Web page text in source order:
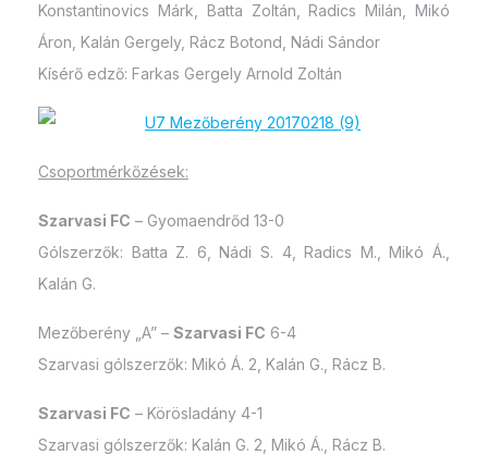
Konstantinovics Márk, Batta Zoltán, Radics Milán, Mikó
Áron, Kalán Gergely, Rácz Botond, Nádi Sándor
Kísérő edző: Farkas Gergely Arnold Zoltán
Csoportmérkőzések:
Szarvasi FC – Gyomaendrőd 13-0
Gólszerzők: Batta Z. 6, Nádi S. 4, Radics M., Mikó Á.,
Kalán G.
Mezőberény „A” – Szarvasi FC 6-4
Szarvasi gólszerzők: Mikó Á. 2, Kalán G., Rácz B.
Szarvasi FC – Körösladány 4-1
Szarvasi gólszerzők: Kalán G. 2, Mikó Á., Rácz B.